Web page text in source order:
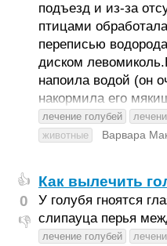
подъезд и из-за
птицами
переписью
диском
напоила водой (он
накормила его
лечение голубей
животные
Варвара
👍
0
👎
Как вылечить
У голубя гноятся
слипауца перья
лечение голубей